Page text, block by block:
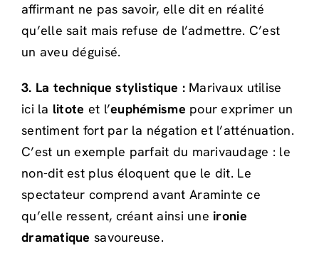
affirmant ne pas savoir, elle dit en réalité
qu’elle sait mais refuse de l’admettre. C’est
un aveu déguisé.
3. La technique stylistique :Marivaux utilise
ici la litote et l’euphémisme pour exprimer un
sentiment fort par la négation et l’atténuation.
C’est un exemple parfait du marivaudage : le
non-dit est plus éloquent que le dit. Le
spectateur comprend avant Araminte ce
qu’elle ressent, créant ainsi une ironie
dramatique savoureuse.